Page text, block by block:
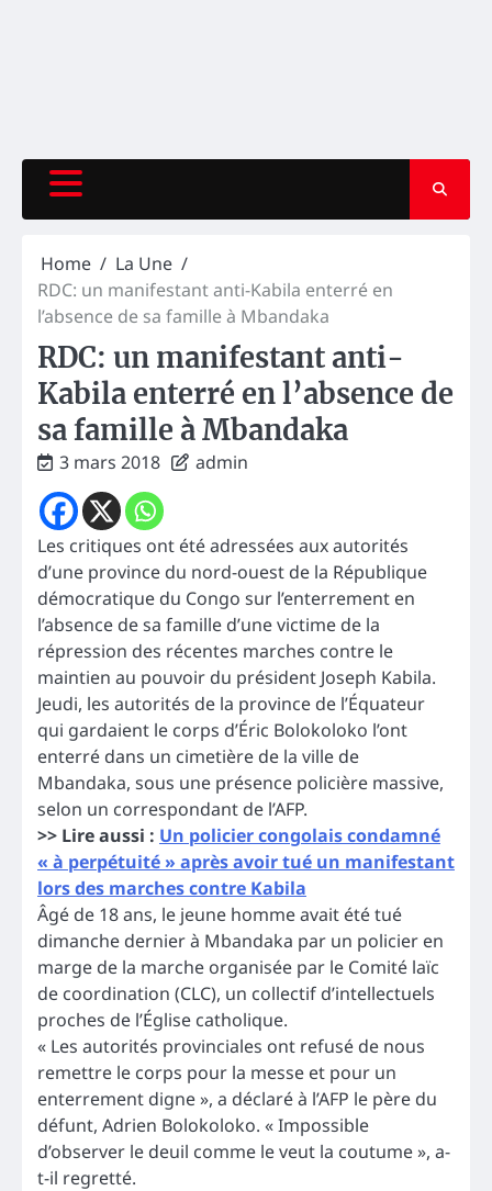
Home
La Une
RDC: un manifestant anti-Kabila enterré en
l’absence de sa famille à Mbandaka
RDC: un manifestant anti-
Kabila enterré en l’absence de
sa famille à Mbandaka
3 mars 2018 admin
Les critiques ont été adressées aux autorités
d’une province du nord-ouest de la République
démocratique du Congo sur l’enterrement en
l’absence de sa famille d’une victime de la
répression des récentes marches contre le
maintien au pouvoir du président Joseph Kabila.
Jeudi, les autorités de la province de l’Équateur
qui gardaient le corps d’Éric Bolokoloko l’ont
enterré dans un cimetière de la ville de
Mbandaka, sous une présence policière massive,
selon un correspondant de l’AFP.
>> Lire aussi : Un policier congolais condamné
« à perpétuité » après avoir tué un manifestant
lors des marches contre Kabila
Âgé de 18 ans, le jeune homme avait été tué
dimanche dernier à Mbandaka par un policier en
marge de la marche organisée par le Comité laïc
de coordination (CLC), un collectif d’intellectuels
proches de l’Église catholique.
« Les autorités provinciales ont refusé de nous
remettre le corps pour la messe et pour un
enterrement digne », a déclaré à l’AFP le père du
défunt, Adrien Bolokoloko. « Impossible
d’observer le deuil comme le veut la coutume », a-
t-il regretté.